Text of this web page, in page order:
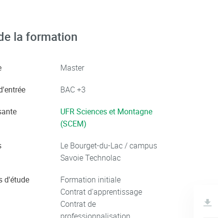
la formation
Master
BAC +3
UFR Sciences et Montagne
(SCEM)
Le Bourget-du-Lac / campus
Savoie Technolac
d'étude
Formation initiale
Contrat d'apprentissage
Contrat de